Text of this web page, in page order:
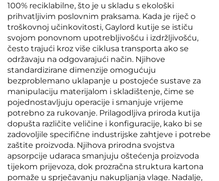
100% reciklabilne, što je u skladu s ekološki
prihvatljivim poslovnim praksama. Kada je riječ o
troškovnoj učinkovitosti, Gaylord kutije se ističu
svojom ponovnom upotrebljivošću i izdržljivošću,
često trajući kroz više ciklusa transporta ako se
održavaju na odgovarajući način. Njihove
standardizirane dimenzije omogućuju
bezproblemano uklapanje u postojeće sustave za
manipulaciju materijalom i skladištenje, čime se
pojednostavljuju operacije i smanjuje vrijeme
potrebno za rukovanje. Prilagodljiva priroda kutija
dopušta različite veličine i konfiguracije, kako bi se
zadovoljile specifične industrijske zahtjeve i potrebe
zaštite proizvoda. Njihova prirodna svojstva
apsorpcije udaraca smanjuju oštećenja proizvoda
tijekom prijevoza, dok prozračna struktura kartona
pomaže u sprječavanju nakupljanja vlage. Nadalje,